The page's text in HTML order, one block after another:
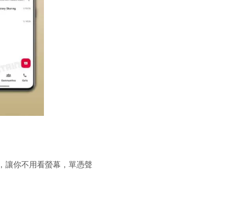
讓你不用看螢幕，單憑聲